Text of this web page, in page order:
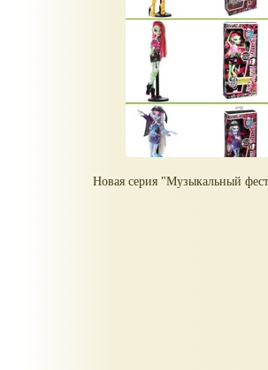
Новая серия "Музыкальный